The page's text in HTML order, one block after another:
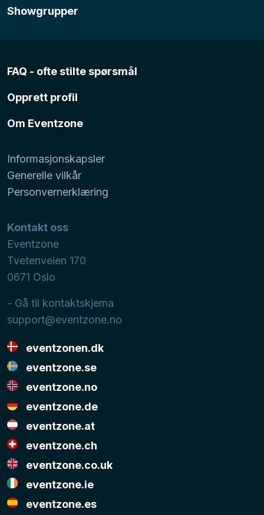
Showgrupper
FAQ - ofte stilte spørsmål
Opprett profil
Om Eventzone
Informasjonskapsler
Generelle vilkår
Personvernerklæring
Kontakt oss
Eventzone
Tvetenveien 170
0671 Oslo
- Gå til kontaktskjema
support@eventzone.no
eventzonen.dk
eventzone.se
eventzone.no
eventzone.de
eventzone.at
eventzone.ch
eventzone.co.uk
eventzone.ie
eventzone.es